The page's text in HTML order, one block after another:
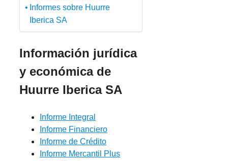
Informes sobre Huurre
Iberica SA
Información jurídica
y económica de
Huurre Iberica SA
Informe Integral
Informe Financiero
Informe de Crédito
Informe Mercantil Plus